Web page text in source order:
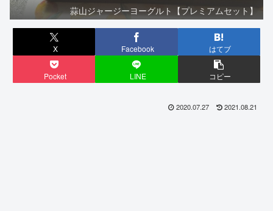
蒜山ジャージーヨーグルト【プレミアムセット】
X Facebook はてブ
Pocket LINE コピー
2020.07.27 2021.08.21